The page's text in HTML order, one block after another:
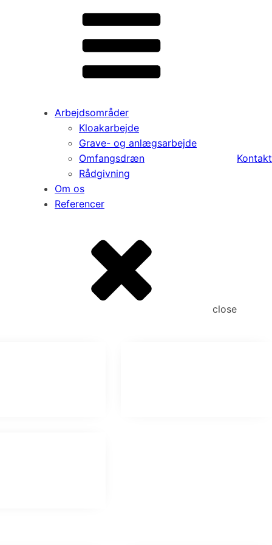
Arbejdsområder
Kloakarbejde
Grave- og anlægsarbejde
Omfangsdræn
Rådgivning
Om os
Referencer
close
Kontakt